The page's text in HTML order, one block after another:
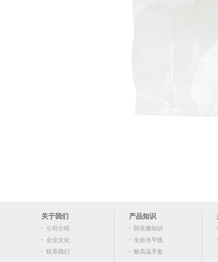
关于我们
公司介绍
企业文化
联系我们
产品知识
防化服知识
生命水平线
耐高温手套